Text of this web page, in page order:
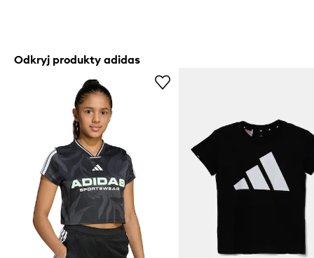
Odkryj produkty adidas